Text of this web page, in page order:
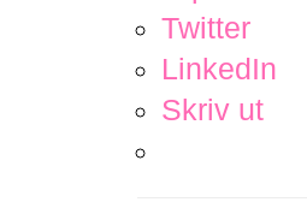
Twitter
LinkedIn
Skriv ut